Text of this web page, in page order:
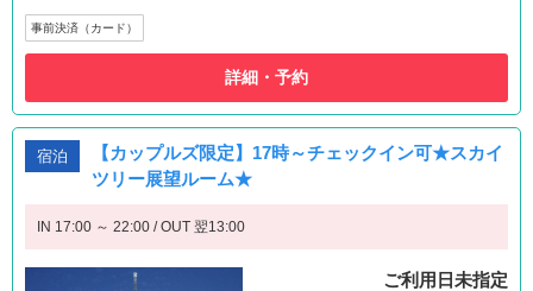
事前決済（カード）
詳細・予約
宿泊
【カップルズ限定】17時～チェックイン可★スカイ
ツリー展望ルーム★
IN 17:00 ～ 22:00 / OUT 翌13:00
ご利用日未指定